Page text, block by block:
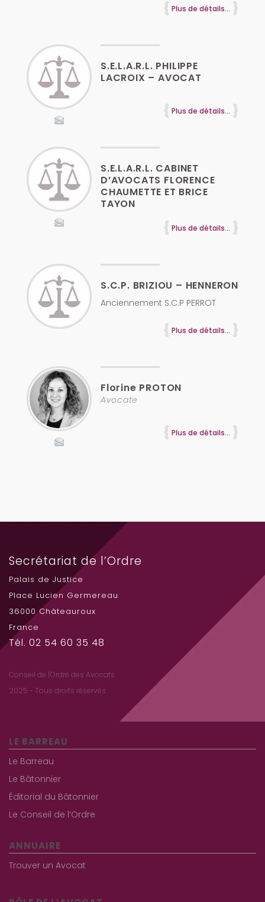
Plus de détails...
S.E.L.A.R.L. PHILIPPE
LACROIX – AVOCAT
Plus de détails...
S.E.L.A.R.L. CABINET
D’AVOCATS FLORENCE
CHAUMETTE ET BRICE
TAYON
Plus de détails...
S.C.P. BRIZIOU – HENNERON
Anciennement S.C.P PERROT
Plus de détails...
Florine PROTON
Avocate
Plus de détails...
Secrétariat de l’Ordre
Palais de Justice
Place Lucien Germereau
36000 Châteauroux
France
Tél. 02 54 60 35 48
Conseil de l'Ordre des Avocats
2025 - Tous droits réservés
LE BARREAU
Le Barreau
Le Bâtonnier
Éditorial du Bâtonnier
Le Conseil de l’Ordre
ANNUAIRE
Trouver un Avocat